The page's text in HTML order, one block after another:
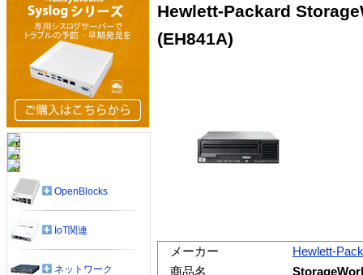
Hewlett-Packard
(EH841A)
メーカー
Hewlett-
商品名
OpenBlocks
IoT関連
ネットワーク